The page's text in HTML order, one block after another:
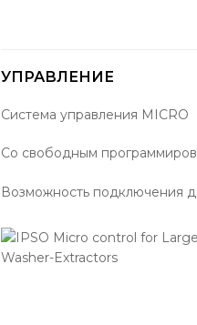
УПРАВЛЕНИЕ
Система управления MICRO
Со свободным
Возможность подключения